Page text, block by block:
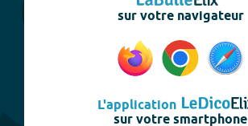
sur votre navigateur
L'application
sur votre smartphone